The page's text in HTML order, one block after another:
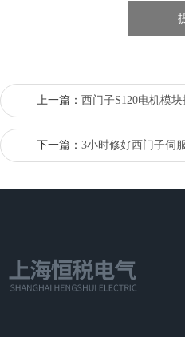
上一篇： 西门子S120电机模
下一篇： 3小时修好西门子伺